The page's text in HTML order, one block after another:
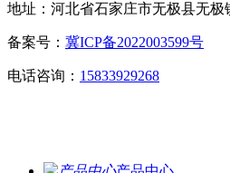
地址：河北省石家庄市无极县无极
备案号： 冀ICP备2022003599号
电话咨询： 15833929268